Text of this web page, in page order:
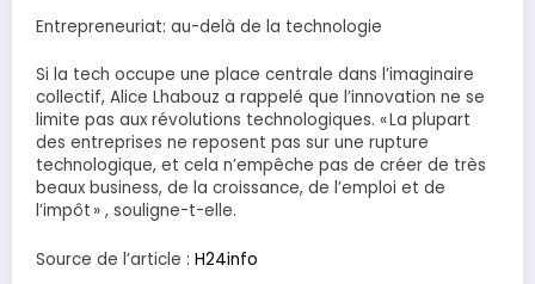
Entrepreneuriat: au-delà de la technologie
Si la tech occupe une place centrale dans l’imaginaire
collectif, Alice Lhabouz a rappelé que l’innovation ne se
limite pas aux révolutions technologiques. « La plupart
des entreprises ne reposent pas sur une rupture
technologique, et cela n’empêche pas de créer de très
beaux business, de la croissance, de l’emploi et de
l’impôt » , souligne-t-elle.
Source de l’article : H24info